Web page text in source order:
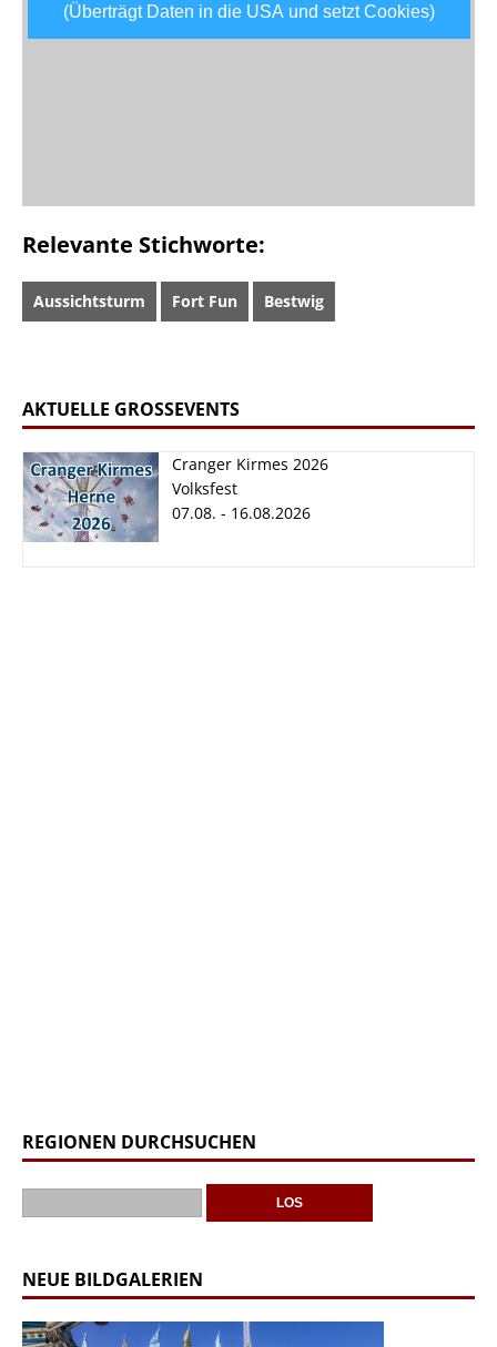
(Überträgt Daten in die USA und setzt Cookies)
Relevante Stichworte:
Aussichtsturm Fort Fun Bestwig
AKTUELLE GROSSEVENTS
Cranger Kirmes 2026
Volksfest
07.08. - 16.08.2026
REGIONEN DURCHSUCHEN
NEUE BILDGALERIEN